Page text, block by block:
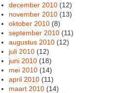
december 2010 (12)
november 2010 (13)
oktober 2010 (8)
september 2010 (11)
augustus 2010 (12)
juli 2010 (12)
juni 2010 (18)
mei 2010 (14)
april 2010 (11)
maart 2010 (14)